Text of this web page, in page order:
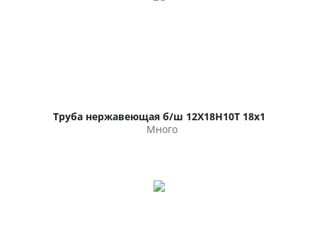
Труба нержавеющая б/ш 12Х18Н10Т 18х1
Много